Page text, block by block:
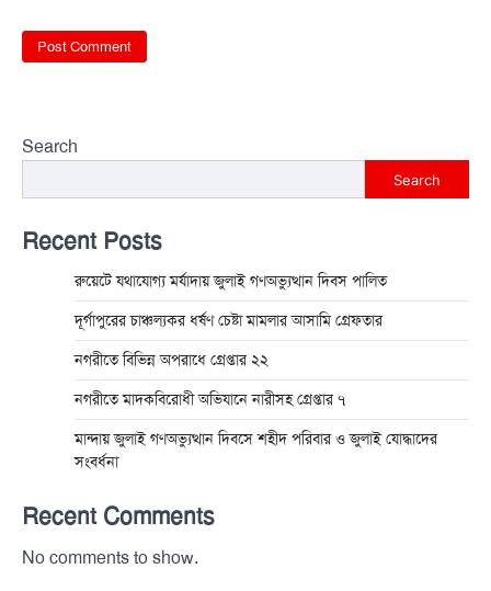
Search
Search
Recent Posts
রুয়েটে যথাযোগ্য মর্যাদায় জুলাই গণঅভ্যুত্থান দিবস পালিত
দূর্গাপুরের চাঞ্চল্যকর ধর্ষণ চেষ্টা মামলার আসামি গ্রেফতার
নগরীতে বিভিন্ন অপরাধে গ্রেপ্তার ২২
নগরীতে মাদকবিরোধী অভিযানে নারীসহ গ্রেপ্তার ৭
মান্দায় জুলাই গণঅভ্যুত্থান দিবসে শহীদ পরিবার ও জুলাই যোদ্ধাদের
সংবর্ধনা
Recent Comments
No comments to show.